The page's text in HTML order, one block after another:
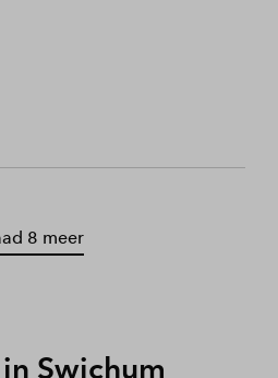
8 meer
Swichum